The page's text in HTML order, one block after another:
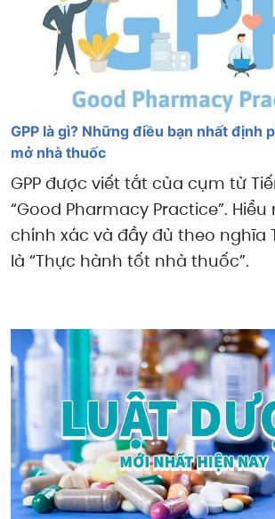
GPP là gì? Những điều bạn nhất định
mở nhà thuốc
GPP được viết tắt của cụm từ
“Good Pharmacy Practice”.
chính xác và đầy đủ theo nghĩa
là “Thực hành tốt nhà thuốc”.